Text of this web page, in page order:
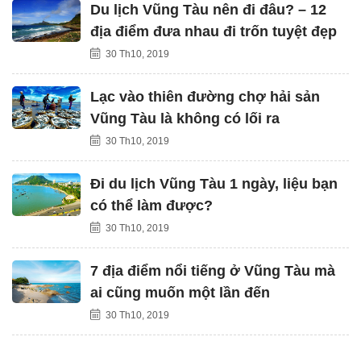
Du lịch Vũng Tàu nên đi đâu? – 12
địa điểm đưa nhau đi trốn tuyệt đẹp
30 Th10, 2019
Lạc vào thiên đường chợ hải sản
Vũng Tàu là không có lối ra
30 Th10, 2019
Đi du lịch Vũng Tàu 1 ngày, liệu bạn
có thể làm được?
30 Th10, 2019
7 địa điểm nổi tiếng ở Vũng Tàu mà
ai cũng muốn một lần đến
30 Th10, 2019